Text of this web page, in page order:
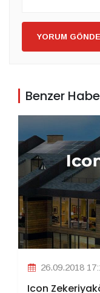
YORUM
Benzer
26.09.2018
Icon